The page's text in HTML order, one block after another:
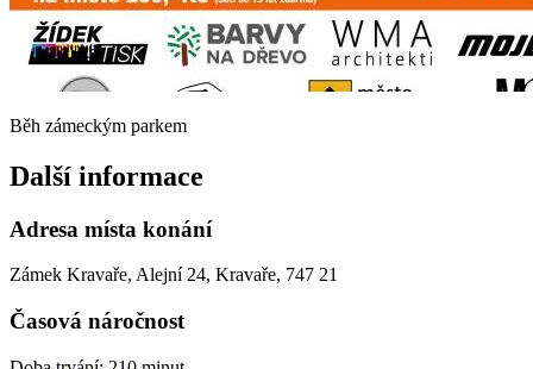
Běh zámeckým parkem
Další informace
Adresa místa konání
Zámek Kravaře, Alejní 24, Kravaře, 747 21
Časová náročnost